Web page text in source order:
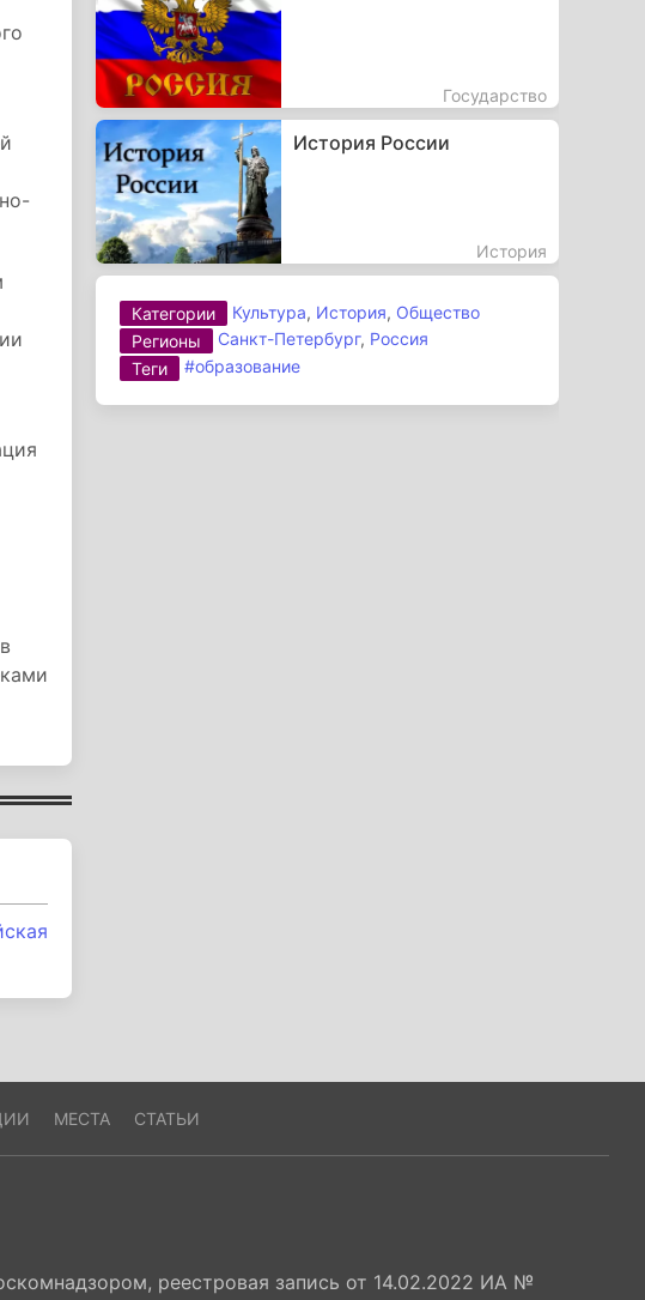
Государство
История России
История
Категории Культура, История, Общество
Регионы
Санкт-Петербург, Россия
Теги
#образование
МЕСТА СТАТЬИ
реестровая запись от 14.02.2022 ИА №